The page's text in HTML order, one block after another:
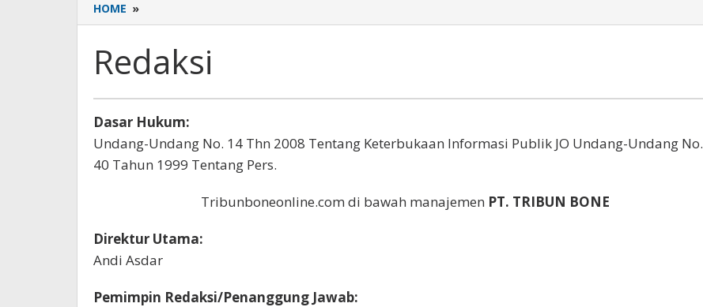
HOME »
Redaksi
Jumat,
12
Januari
2018
Dasar Hukum:
Undang-Undang No. 14 Thn 2008 Tentang Keterbukaan Informasi Publik JO Undang-Undang No.
40 Tahun 1999 Tentang Pers.
Tribunboneonline.com di bawah manajemen PT. TRIBUN BONE
Direktur Utama:
Andi Asdar
Pemimpin Redaksi/Penanggung Jawab: